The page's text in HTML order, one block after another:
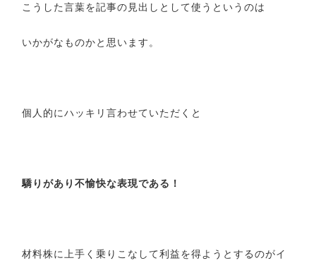
こうした言葉を記事の見出しとして使うというのは
いかがなものかと思います。
個人的にハッキリ言わせていただくと
驕りがあり不愉快な表現である！
材料株に上手く乗りこなして利益を得ようとするのがイ